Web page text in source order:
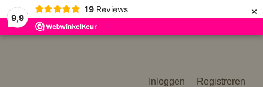
9,9
19 Reviews ×
Inloggen Registreren